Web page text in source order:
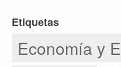
Etiquetas
Economía y